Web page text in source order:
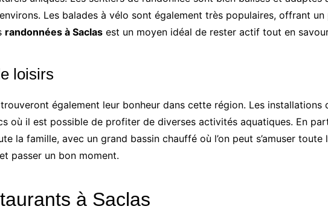
Les balades à vélo sont également très populaires, offrant
randonnées à Saclas est un moyen idéal de rester actif tout en
loisirs
également leur bonheur dans cette région. Les
où il est possible de profiter de diverses activités aquatiques. En
la famille, avec un grand bassin chauffé où l’on peut s’amuser toute
passer un bon moment.
à Saclas